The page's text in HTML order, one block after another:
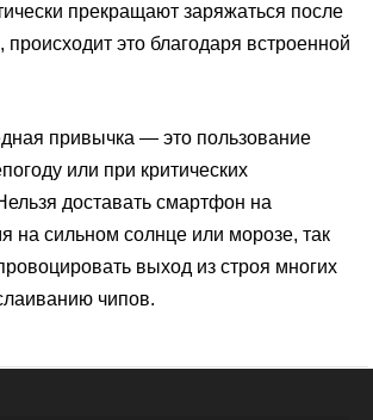
прекращают заряжаться после
происходит это благодаря встроенной
привычка — это пользование
или при критических
доставать смартфон на
на сильном солнце или морозе, так
выход из строя многих
чипов.